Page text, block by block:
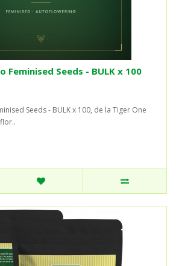
Feminised Seeds - BULK x 100
Seeds - BULK x 100, de la Tiger One